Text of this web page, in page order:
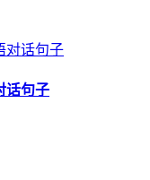
话句子